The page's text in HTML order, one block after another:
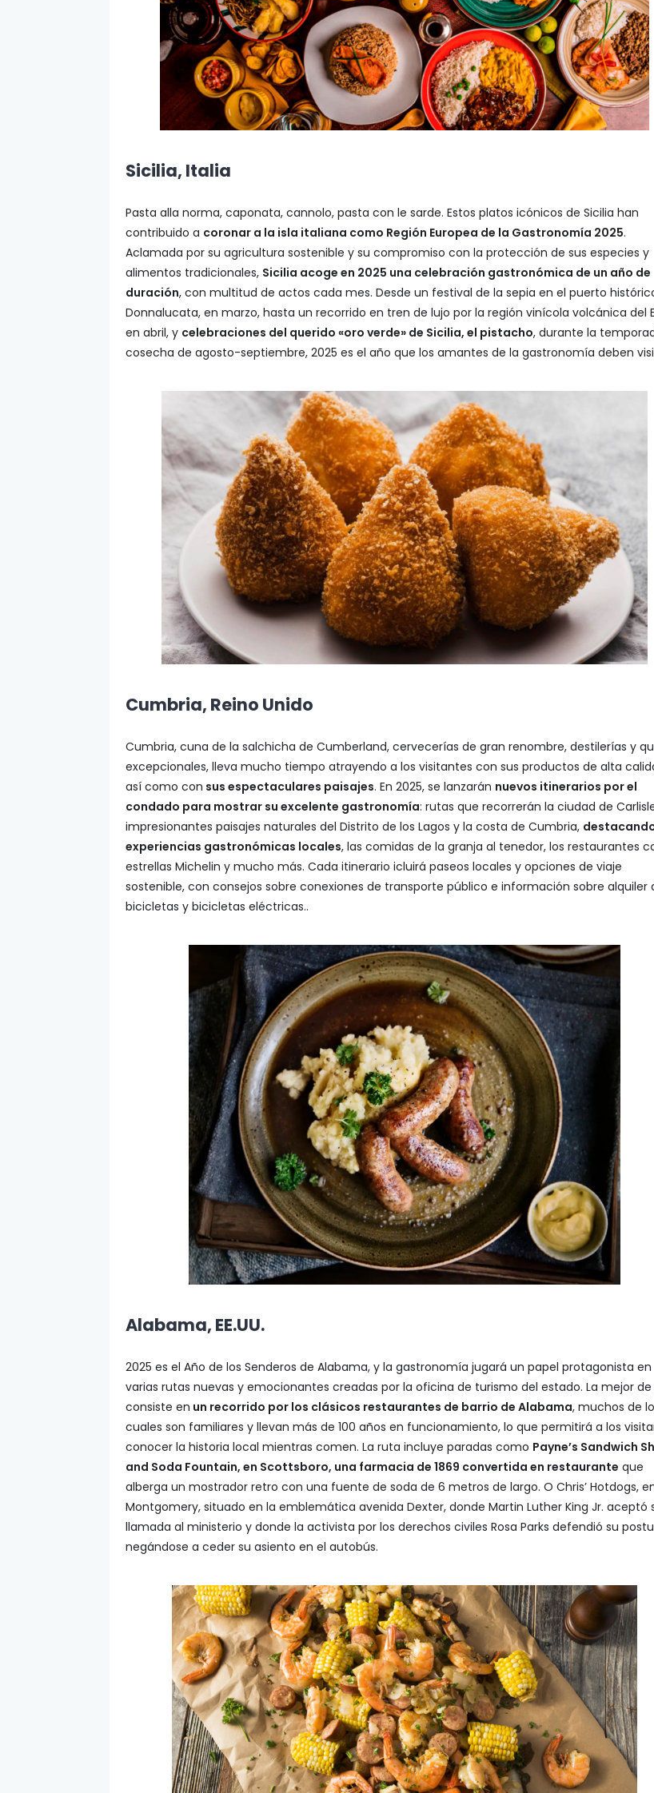
Sicilia, Italia
Pasta alla norma, caponata, cannolo, pasta con le sarde. Estos platos icónicos de Sicilia han
contribuido a coronar a la isla italiana como Región Europea de la Gastronomía 2025.
Aclamada por su agricultura sostenible y su compromiso con la protección de sus especies y
alimentos tradicionales, Sicilia acoge en 2025 una celebración gastronómica de un año de
duración, con multitud de actos cada mes. Desde un festival de la sepia en el puerto
Donnalucata, en marzo, hasta un recorrido en tren de lujo por la región vinícola volcánica del
en abril, y celebraciones del querido «oro verde» de Sicilia, el pistacho, durante la
cosecha de agosto-septiembre, 2025 es el año que los amantes de la gastronomía deben
Cumbria, Reino Unido
Cumbria, cuna de la salchicha de Cumberland, cervecerías de gran renombre, destilerías y
excepcionales, lleva mucho tiempo atrayendo a los visitantes con sus productos de alta
así como con sus espectaculares paisajes. En 2025, se lanzarán nuevos itinerarios por el
condado para mostrar su excelente gastronomía: rutas que recorrerán la ciudad de
impresionantes paisajes naturales del Distrito de los Lagos y la costa de Cumbria,
experiencias gastronómicas locales, las comidas de la granja al tenedor, los restaurantes
estrellas Michelin y mucho más. Cada itinerario icluirá paseos locales y opciones de viaje
sostenible, con consejos sobre conexiones de transporte público e información sobre alquiler
bicicletas y bicicletas eléctricas..
Alabama, EE.UU.
2025 es el Año de los Senderos de Alabama, y la gastronomía jugará un papel protagonista en
varias rutas nuevas y emocionantes creadas por la oficina de turismo del estado. La mejor de
consiste en un recorrido por los clásicos restaurantes de barrio de Alabama, muchos de
cuales son familiares y llevan más de 100 años en funcionamiento, lo que permitirá a los
conocer la historia local mientras comen. La ruta incluye paradas como Payne’s Sandwich
and Soda Fountain, en Scottsboro, una farmacia de 1869 convertida en restaurante que
alberga un mostrador retro con una fuente de soda de 6 metros de largo. O Chris’ Hotdogs,
Montgomery, situado en la emblemática avenida Dexter, donde Martin Luther King Jr. aceptó
llamada al ministerio y donde la activista por los derechos civiles Rosa Parks defendió su
negándose a ceder su asiento en el autobús.